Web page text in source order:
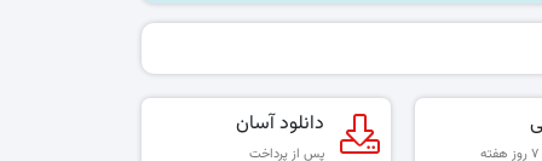
دانلود آسان
پس از پرداخت